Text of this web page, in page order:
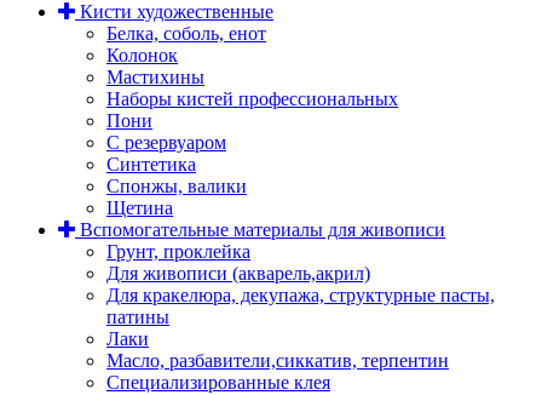
Кисти художественные
Белка, соболь, енот
Колонок
Мастихины
Наборы кистей профессиональных
Пони
С резервуаром
Синтетика
Спонжы, валики
Щетина
Вспомогательные материалы для живописи
Грунт, проклейка
Для живописи (акварель,акрил)
Для кракелюра, декупажа, структурные пасты,
патины
Лаки
Масло, разбавители,сиккатив, терпентин
Специализированные клея